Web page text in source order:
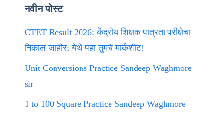
नवीन पोस्ट
CTET Result 2026: केंद्रीय शिक्षक पात्रता परीक्षेचा
निकाल जाहीर; येथे पहा तुमचे मार्कशीट!
Unit Conversions Practice Sandeep Waghmore
sir
1 to 100 Square Practice Sandeep Waghmore